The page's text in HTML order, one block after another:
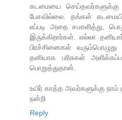
கடமையை செய்தவர்களுக்கு
பேசவில்லை. தங்கள்
எப்படி அதை சமாளித்து,
இருக்கிறார்கள். எல்லா
பிரச்சினைகள்
தனியாக பரிசுகள்
பொறுத்துதான்.
உயிர் காத்த அவர்களுக்கு
நன்றி
Reply